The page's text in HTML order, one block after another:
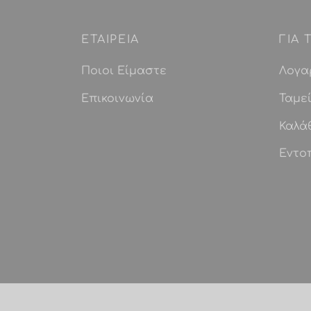
ΕΤΑΙΡEIΑ
Ποιοι Είμαστε
Επικοινωνία
ΓΙΑ